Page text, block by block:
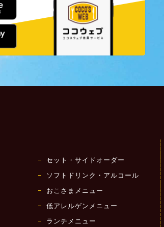
セット・サイドオーダー
ソフトドリンク・アルコール
おこさまメニュー
低アレルゲンメニュー
ランチメニュー